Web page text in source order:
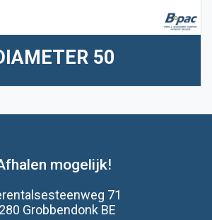
50
mogelijk!
71
Grobbendonk BE